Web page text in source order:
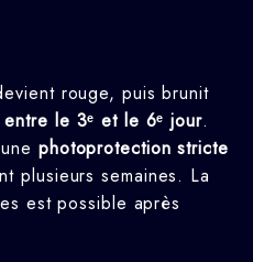
rouge, puis brunit
le 3ᵉ et le 6ᵉ jour.
photoprotection stricte
plusieurs semaines. La
est possible après